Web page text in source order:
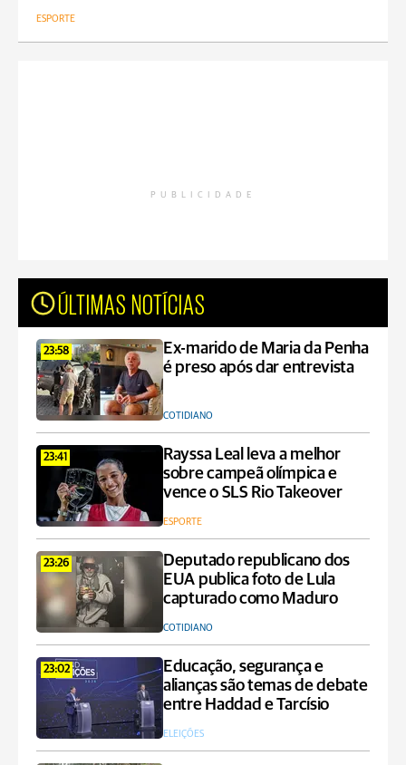
ESPORTE
PUBLICIDADE
ÚLTIMAS NOTÍCIAS
23:58
Ex-marido de Maria da Penha
é preso após dar entrevista
COTIDIANO
23:41
Rayssa Leal leva a melhor
sobre campeã olímpica e
vence o SLS Rio Takeover
ESPORTE
23:26
Deputado republicano dos
EUA publica foto de Lula
capturado como Maduro
COTIDIANO
23:02
Educação, segurança e
alianças são temas de debate
entre Haddad e Tarcísio
ELEIÇÕES